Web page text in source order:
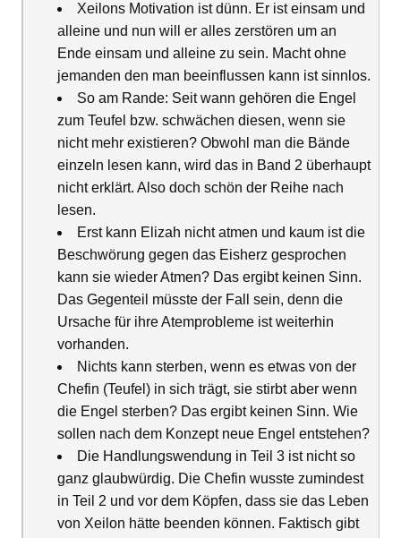
Xeilons Motivation ist dünn. Er ist einsam und
alleine und nun will er alles zerstören um an
Ende einsam und alleine zu sein. Macht ohne
jemanden den man beeinflussen kann ist sinnlos.
So am Rande: Seit wann gehören die Engel
zum Teufel bzw. schwächen diesen, wenn sie
nicht mehr existieren? Obwohl man die Bände
einzeln lesen kann, wird das in Band 2 überhaupt
nicht erklärt. Also doch schön der Reihe nach
lesen.
Erst kann Elizah nicht atmen und kaum ist die
Beschwörung gegen das Eisherz gesprochen
kann sie wieder Atmen? Das ergibt keinen Sinn.
Das Gegenteil müsste der Fall sein, denn die
Ursache für ihre Atemprobleme ist weiterhin
vorhanden.
Nichts kann sterben, wenn es etwas von der
Chefin (Teufel) in sich trägt, sie stirbt aber wenn
die Engel sterben? Das ergibt keinen Sinn. Wie
sollen nach dem Konzept neue Engel entstehen?
Die Handlungswendung in Teil 3 ist nicht so
ganz glaubwürdig. Die Chefin wusste zumindest
in Teil 2 und vor dem Köpfen, dass sie das Leben
von Xeilon hätte beenden können. Faktisch gibt